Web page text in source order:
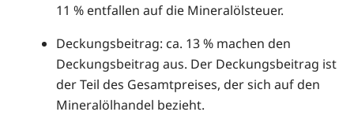
11 % entfallen auf die Mineralölsteuer.
Deckungsbeitrag: ca. 13 % machen den
Deckungsbeitrag aus. Der Deckungsbeitrag ist
der Teil des Gesamtpreises, der sich auf den
Mineralölhandel bezieht.